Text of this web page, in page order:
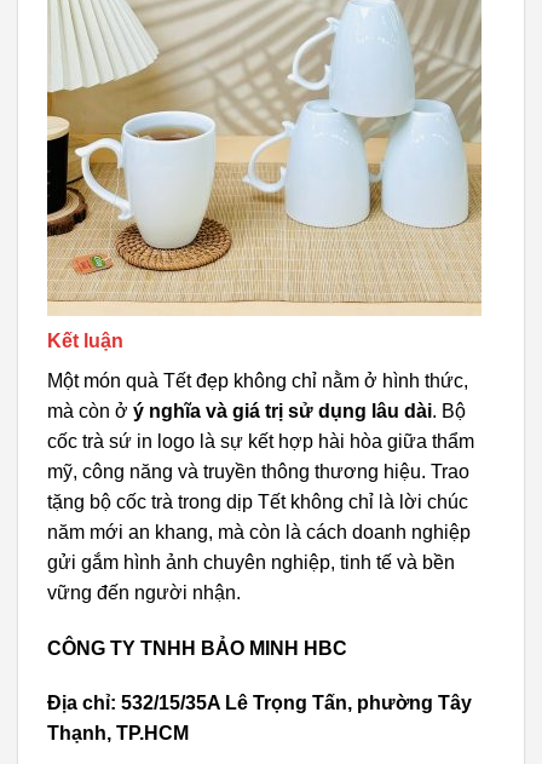
Kết luận
Một món quà Tết đẹp không chỉ nằm ở hình thức,
mà còn ở ý nghĩa và giá trị sử dụng lâu dài. Bộ
cốc trà sứ in logo là sự kết hợp hài hòa giữa thẩm
mỹ, công năng và truyền thông thương hiệu. Trao
tặng bộ cốc trà trong dịp Tết không chỉ là lời chúc
năm mới an khang, mà còn là cách doanh nghiệp
gửi gắm hình ảnh chuyên nghiệp, tinh tế và bền
vững đến người nhận.
CÔNG TY TNHH BẢO MINH HBC
Địa chỉ: 532/15/35A Lê Trọng Tấn, phường Tây
Thạnh, TP.HCM